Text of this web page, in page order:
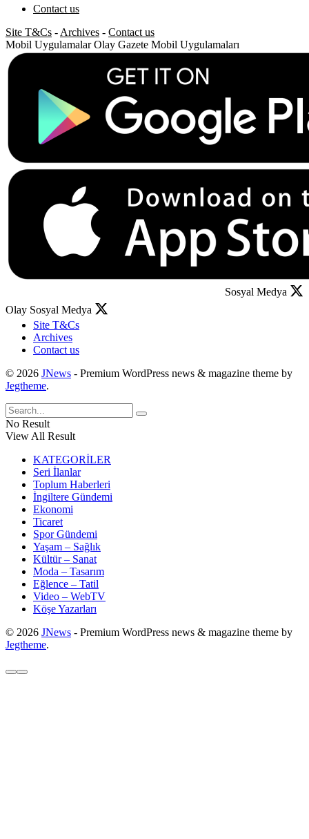
Contact us
Site T&Cs - Archives - Contact us
Mobil Uygulamalar Olay Gazete Mobil Uygulamaları
Sosyal Medya
Olay Sosyal Medya
Site T&Cs
Archives
Contact us
© 2026 JNews - Premium WordPress news & magazine theme by
Jegtheme.
No Result
View All Result
KATEGORİLER
Seri İlanlar
Toplum Haberleri
İngiltere Gündemi
Ekonomi
Ticaret
Spor Gündemi
Yaşam – Sağlık
Kültür – Sanat
Moda – Tasarım
Eğlence – Tatil
Video – WebTV
Köşe Yazarları
© 2026 JNews - Premium WordPress news & magazine theme by
Jegtheme.